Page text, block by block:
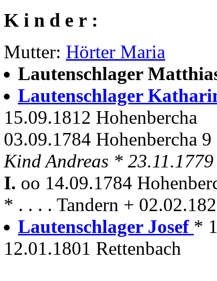
K i n d e r :
Mutter: Hörter Maria
Lautenschlager
Lautenschlager
15.09.1812 Hohenbercha
03.09.1784 Hohenbercha
Kind Andreas * 23.11.1779
I. oo 14.09.1784
* . . . . Tandern +
Lautenschlager Josef *
12.01.1801 Rettenbach